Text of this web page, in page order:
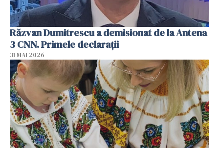
Răzvan Dumitrescu a demisionat de la Antena
3 CNN. Primele declarații
31 MAI 2026